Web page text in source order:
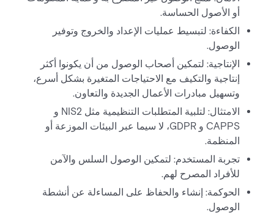
أو الأصول الحساسة.
الكفاءة: لتبسيط عمليات الإعداد والخروج وتوفير
الوصول.
الإنتاجية: لتمكين أصحاب الوصول من أن يكونوا أكثر
إنتاجية والتكيف مع الاحتياجات المتغيرة بشكل أسرع،
وتسهيل مبادرات الأعمال الجديدة والتعاون.
الامتثال: لتلبية المتطلبات التنظيمية مثل NIS2 و
CAPPS و GDPR، لا سيما عبر البيئات الموزعة أو
المنظمة.
تجربة المستخدم: لتمكين الوصول السلس والآمن
للأفراد المصرح لهم.
الحوكمة: إنشاء والحفاظ على المساءلة عن أنشطة
الوصول.